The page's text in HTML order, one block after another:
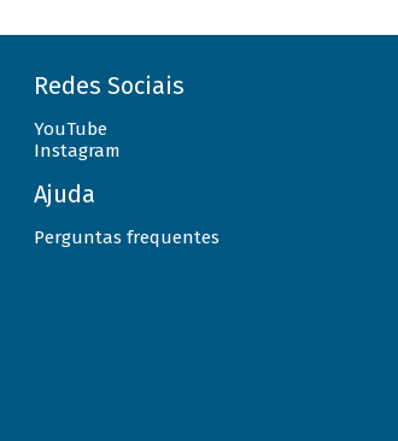
Redes Sociais
YouTube
Instagram
Ajuda
Perguntas frequentes